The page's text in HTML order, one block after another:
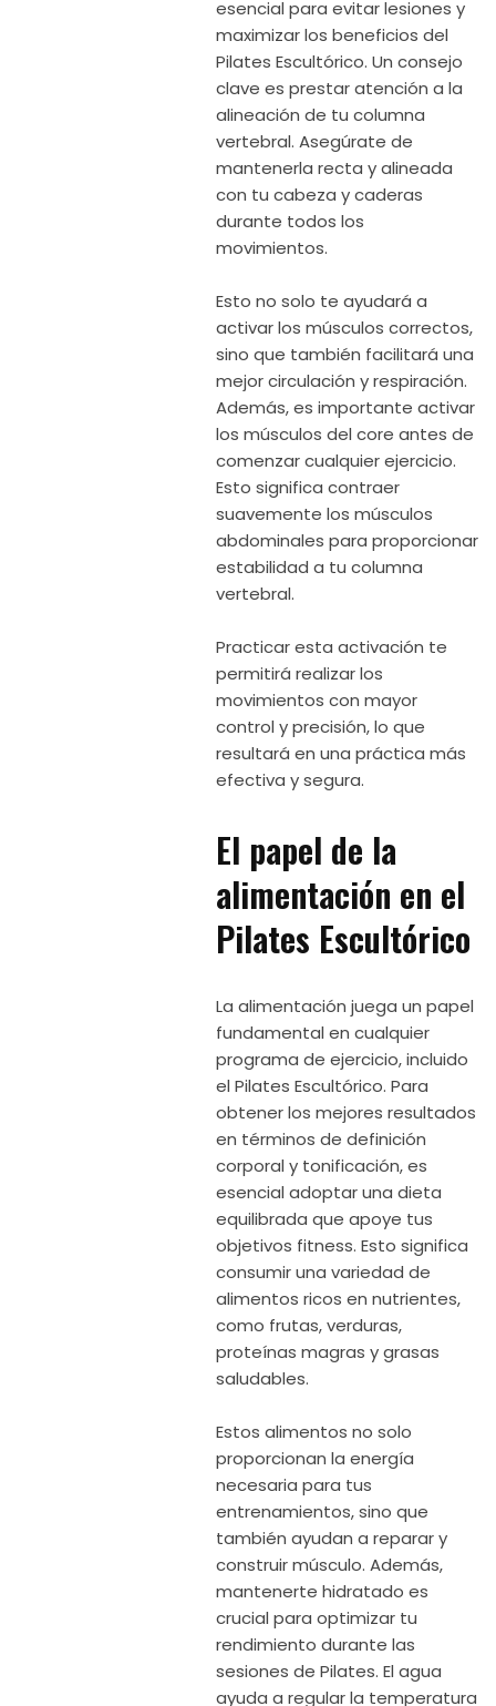
esencial para evitar lesiones y
maximizar los beneficios del
Pilates Escultórico. Un consejo
clave es prestar atención a la
alineación de tu columna
vertebral. Asegúrate de
mantenerla recta y alineada
con tu cabeza y caderas
durante todos los
movimientos.
Esto no solo te ayudará a
activar los músculos correctos,
sino que también facilitará una
mejor circulación y respiración.
Además, es importante activar
los músculos del core antes de
comenzar cualquier ejercicio.
Esto significa contraer
suavemente los músculos
abdominales para proporcionar
estabilidad a tu columna
vertebral.
Practicar esta activación te
permitirá realizar los
movimientos con mayor
control y precisión, lo que
resultará en una práctica más
efectiva y segura.
El papel de la
alimentación en el
Pilates Escultórico
La alimentación juega un papel
fundamental en cualquier
programa de ejercicio, incluido
el Pilates Escultórico. Para
obtener los mejores resultados
en términos de definición
corporal y tonificación, es
esencial adoptar una dieta
equilibrada que apoye tus
objetivos fitness. Esto significa
consumir una variedad de
alimentos ricos en nutrientes,
como frutas, verduras,
proteínas magras y grasas
saludables.
Estos alimentos no solo
proporcionan la energía
necesaria para tus
entrenamientos, sino que
también ayudan a reparar y
construir músculo. Además,
mantenerte hidratado es
crucial para optimizar tu
rendimiento durante las
sesiones de Pilates. El agua
ayuda a regular la temperatura